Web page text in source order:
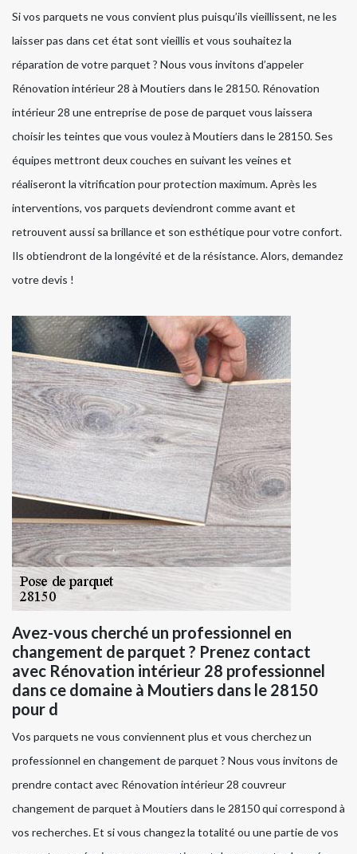
Si vos parquets ne vous convient plus puisqu’ils vieillissent, ne les
laisser pas dans cet état sont vieillis et vous souhaitez la
réparation de votre parquet ? Nous vous invitons d’appeler
Rénovation intérieur 28 à Moutiers dans le 28150. Rénovation
intérieur 28 une entreprise de pose de parquet vous laissera
choisir les teintes que vous voulez à Moutiers dans le 28150. Ses
équipes mettront deux couches en suivant les veines et
réaliseront la vitrification pour protection maximum. Après les
interventions, vos parquets deviendront comme avant et
retrouvent aussi sa brillance et son esthétique pour votre confort.
Ils obtiendront de la longévité et de la résistance. Alors, demandez
votre devis !
Avez-vous cherché un professionnel en
changement de parquet ? Prenez contact
avec Rénovation intérieur 28 professionnel
dans ce domaine à Moutiers dans le 28150
pour d
Vos parquets ne vous conviennent plus et vous cherchez un
professionnel en changement de parquet ? Nous vous invitons de
prendre contact avec Rénovation intérieur 28 couvreur
changement de parquet à Moutiers dans le 28150 qui correspond à
vos recherches. Et si vous changez la totalité ou une partie de vos